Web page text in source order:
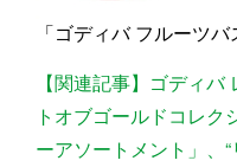
「ゴディバ フルーツ
【関連記事】ゴディ
トオブゴールドコレク
ーアソートメント」、